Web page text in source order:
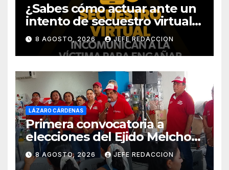
¿Sabes cómo actuar ante un
intento de secuestro virtual?
La SSP te guía para evitarlo
8 AGOSTO, 2026 JEFE REDACCION
LÁZARO CÁRDENAS
Primera convocatoria a
elecciones del Ejido Melchor
Ocampo en Lázaro Cárdenas
el domingo
8 AGOSTO, 2026 JEFE REDACCION